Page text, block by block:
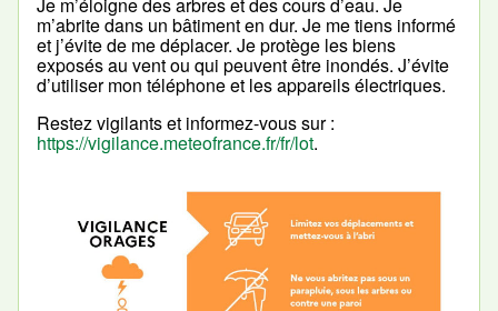
m’abrite dans un bâtiment en dur. Je me tiens informé
et j’évite de me déplacer. Je protège les biens
exposés au vent ou qui peuvent être inondés. J’évite
d’utiliser mon téléphone et les appareils électriques.
Restez vigilants et informez-vous sur :
https://vigilance.meteofrance.fr/fr/lot.